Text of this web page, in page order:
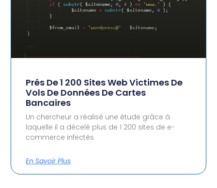
Prés De 1 200 Sites Web Victimes De
Vols De Données De Cartes
Bancaires
Un chercheur a réalisé une étude grâce à
laquelle il a décelé plus de 1 200 sites de e-
commerce infectés
En Savoir Plus